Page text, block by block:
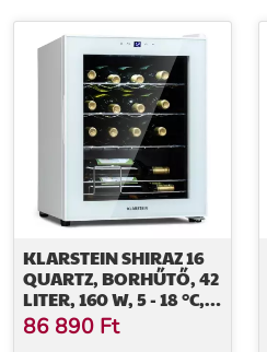
KLARSTEIN SHIRAZ 16
QUARTZ, BORHŰTŐ, 42
LITER, 160 W, 5 - 18 °C,
ÉRINTŐKÉPERNYŐS
VEZÉRLŐPANEL
86 890 Ft